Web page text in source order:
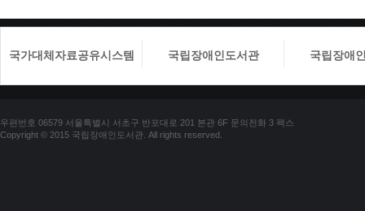
국가대체자료공유시스템 국립장애인도서관 국립장애
우편번호 06579 서울특별시 서초구 반포대로 201 본관 6F 문의전화 3 팩스
Copyright © 2015 국립장애인도서관. All rights reserved.